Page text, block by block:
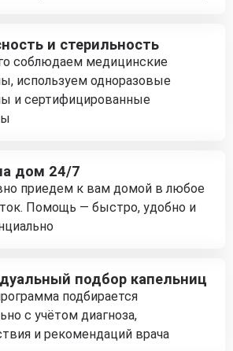
и стерильность
соблюдаем медицинские
используем одноразовые
и сертифицированные
дом 24/7
приедем к вам домой в любое
Помощь — быстро, удобно и
подбор капельниц
подбирается
с учётом диагноза,
и рекомендаций врача